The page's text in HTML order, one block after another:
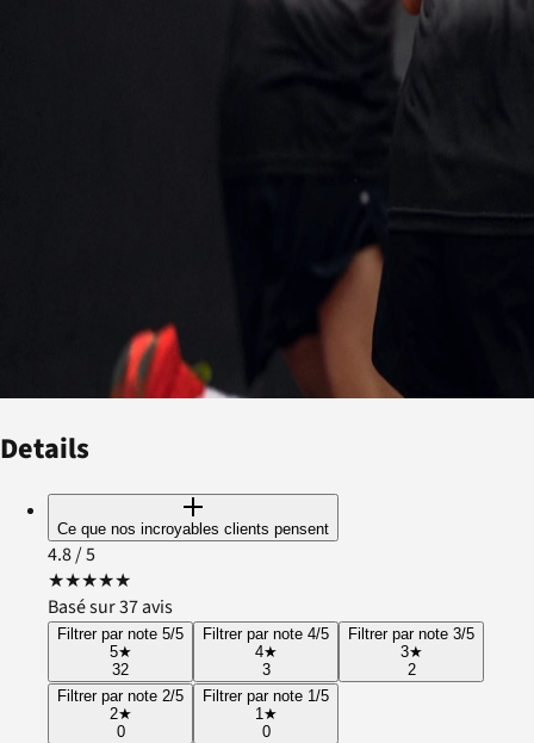
Details
Ce que nos incroyables clients pensent
4.8/ 5
★★★★★
Basé sur 37 avis
Filtrer par note 5/5
5★
32
Filtrer par note 4/5
4★
3
Filtrer par note 3/5
3★
2
Filtrer par note 2/5
2★
0
Filtrer par note 1/5
1★
0